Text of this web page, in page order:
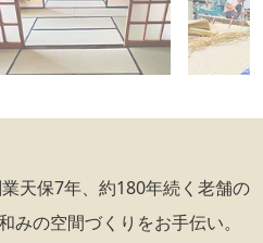
天保7年、約180年続く老舗の
みの空間づくりをお手伝い。